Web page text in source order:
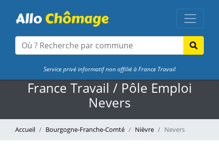
Service privé informatif non affilié à France Travail
France Travail / Pôle Emploi
Nevers
Accueil Bourgogne-Franche-Comté Nièvre Nevers